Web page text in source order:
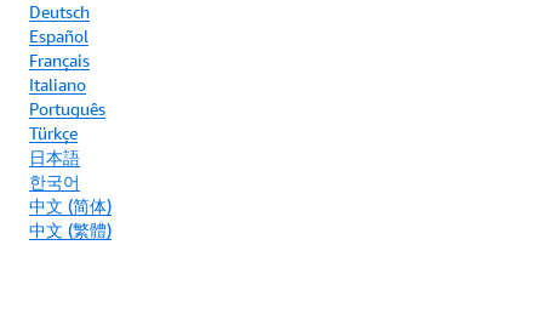
Deutsch
Español
Français
Italiano
Português
Türkçe
日本語
한국어
中文 (简体)
中文 (繁體)